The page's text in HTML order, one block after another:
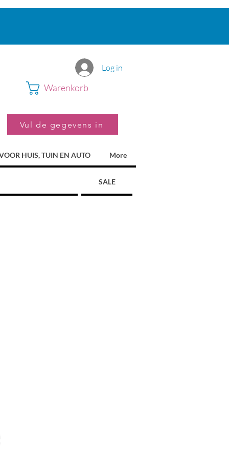
Log in
Warenkorb
Vul de gegevens in
HUIS, TUIN EN AUTO More
SALE